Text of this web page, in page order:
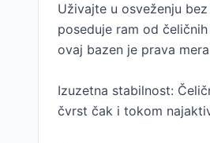
Uživajte u osveženju
poseduje ram od
ovaj bazen je prava
Izuzetna stabilnost:
čvrst čak i tokom